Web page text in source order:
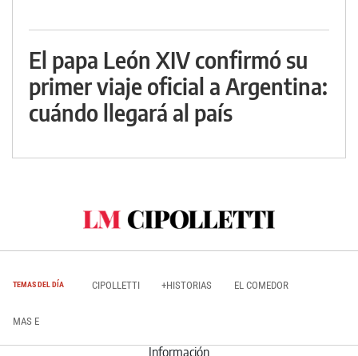
El papa León XIV confirmó su
primer viaje oficial a Argentina:
cuándo llegará al país
TEMAS DEL DÍA CIPOLLETTI +HISTORIAS EL COMEDOR
MAS E
Información